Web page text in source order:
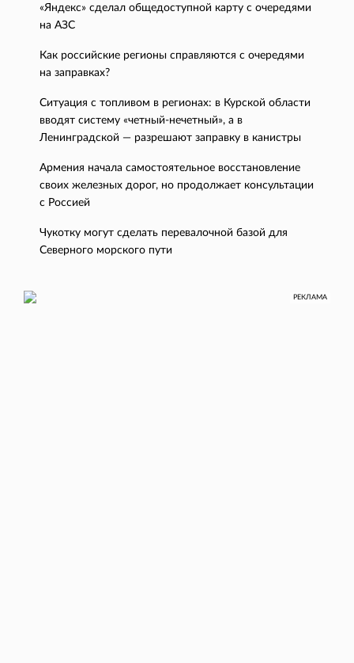
«Яндекс» сделал общедоступной карту с очередями
на АЗС
Как российские регионы справляются с очередями
на заправках?
Ситуация с топливом в регионах: в Курской области
вводят систему «четный-нечетный», а в
Ленинградской — разрешают заправку в канистры
Армения начала самостоятельное восстановление
своих железных дорог, но продолжает консультации
с Россией
Чукотку могут сделать перевалочной базой для
Северного морского пути
РЕКЛАМА